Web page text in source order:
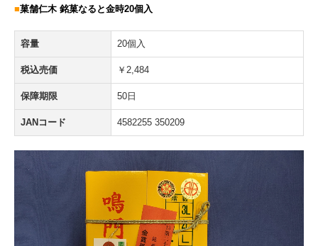
■菓舗仁木 銘菓なると金時20個入
容量 20個入
税込売価 ￥2,484
保障期限 50日
JANコード 4582255 350209